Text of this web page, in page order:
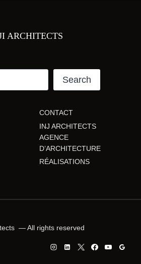
ARCHITECTS
Search
CONTACT
INJ ARCHITECTS
AGENCE
D’ARCHITECTURE
RÉALISATIONS
— All rights reserved